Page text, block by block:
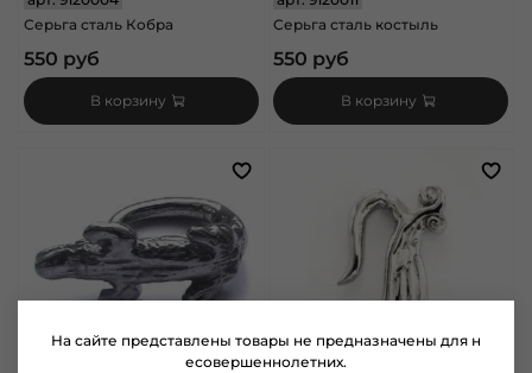
Серьга сталь Кобра
550 руб
В корзину
Серьга сталь костыль
550 руб
В корзину
На сайте представлены товары не предназначены для н
есовершеннолетних.